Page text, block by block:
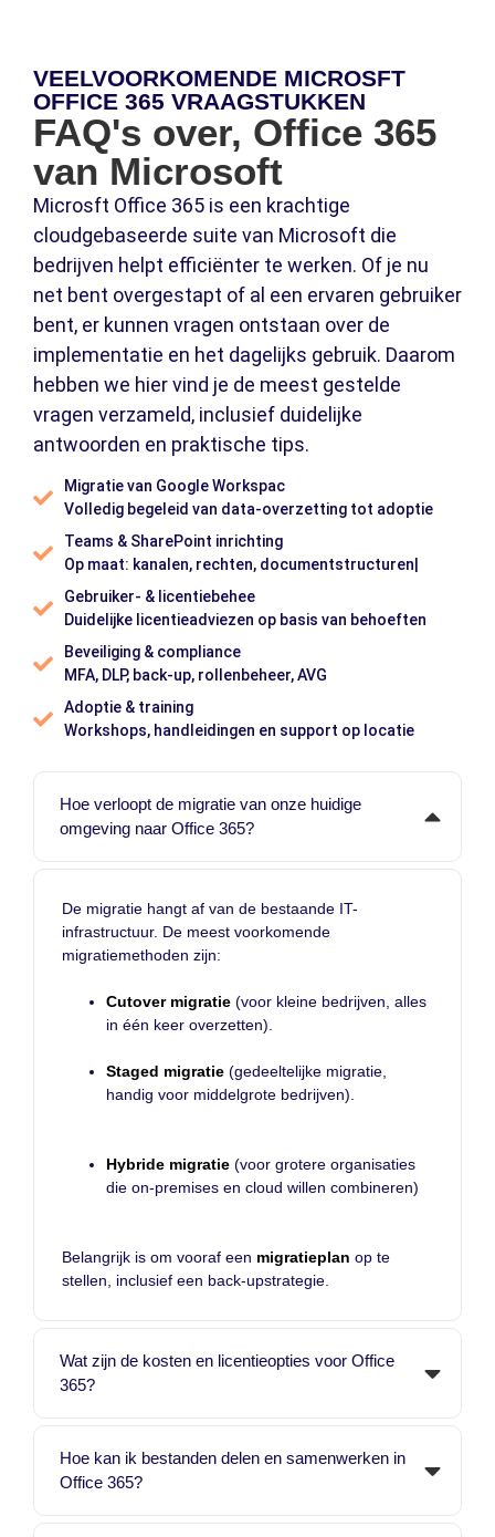
VEELVOORKOMENDE MICROSFT
OFFICE 365 VRAAGSTUKKEN
FAQ's over, Office 365
van Microsoft
Microsft Office 365 is een krachtige
cloudgebaseerde suite van Microsoft die
bedrijven helpt efficiënter te werken. Of je nu
net bent overgestapt of al een ervaren gebruiker
bent, er kunnen vragen ontstaan over de
implementatie en het dagelijks gebruik. Daarom
hebben we hier vind je de meest gestelde
vragen verzameld, inclusief duidelijke
antwoorden en praktische tips.
Migratie van Google Workspac
Volledig begeleid van data-overzetting tot adoptie
Teams & SharePoint inrichting
Op maat: kanalen, rechten, documentstructuren|
Gebruiker- & licentiebehee
Duidelijke licentieadviezen op basis van behoeften
Beveiliging & compliance
MFA, DLP, back-up, rollenbeheer, AVG
Adoptie & training
Workshops, handleidingen en support op locatie
Hoe verloopt de migratie van onze huidige
omgeving naar Office 365?
De migratie hangt af van de bestaande IT-
infrastructuur. De meest voorkomende
migratiemethoden zijn:
Cutover migratie (voor kleine bedrijven, alles
in één keer overzetten).
Staged migratie (gedeeltelijke migratie,
handig voor middelgrote bedrijven).
Hybride migratie (voor grotere organisaties
die on-premises en cloud willen combineren)
Belangrijk is om vooraf een migratieplan op te
stellen, inclusief een back-upstrategie.
Wat zijn de kosten en licentieopties voor Office
365?
Hoe kan ik bestanden delen en samenwerken in
Office 365?